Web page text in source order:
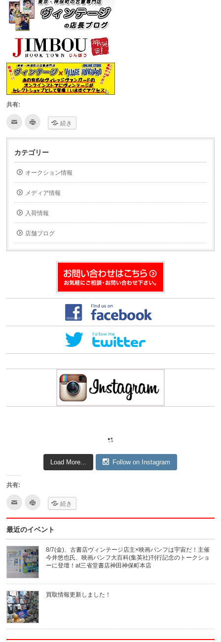
共有:
ク
て
友
達
へ
メ
で
送
信
(新
し
い
ィ
ド
ウ
ク
て
印
刷
し
ィ
ン
ド
ウ
で
開
ま
す)
続き
カテゴリー
オークション情報
メディア情報
入荷情報
店舗ブログ
Load More... Follow on Instagram
共有:
ク
し
て
へ
メ
ー
ル
で
送
信
(新
し
い
ウ
ィ
ン
ド
ウ
で
ク
し
て
(新
し
い
ウ
ィ
ン
ド
ウ
で
開
き
ま
す)
続き
最近のイベント
8/7(金)、古書店ヴィンテージ店主×映画パンフは宇宙だ！主催
今井悠也氏、映画パンフ大百科(集英社)刊行記念のトークショ
ーに登壇！at三省堂書店神田神保町本店
買取情報更新しました！